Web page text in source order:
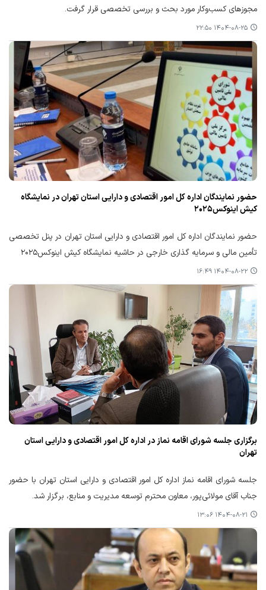
مجوزهای کسب‌وکار مورد بحث و بررسی تخصصی قرار گرفت.
۱۴۰۴-۰۸-۲۵ ۲۲:۵۰
حضور نمایندگان اداره کل امور اقتصادی و دارایی استان تهران در نمایشگاه
کیش اینوکس۲۰۲۵
حضور نمایندگان اداره کل امور اقتصادی و دارایی استان تهران در پنل تخصصی
تأمین مالی و سرمایه گذاری خارجی در حاشیه نمایشگاه کیش اینوکس۲۰۲۵
۱۴۰۴-۰۸-۲۲ ۱۶:۴۹
برگزاری جلسه شورای اقامه نماز در اداره کل امور اقتصادی و دارایی استان
تهران
جلسه شورای اقامه نماز اداره کل امور اقتصادی و دارایی استان تهران با حضور
جناب آقای مولائی‌پور، معاون محترم توسعه مدیریت و منابع، برگزار شد.
۱۴۰۴-۰۸-۲۱ ۱۳:۰۶